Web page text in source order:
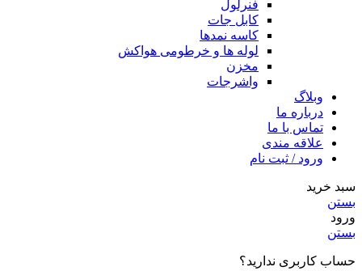
فنرلول
کابل جات
کاسه نمدها
لوله ها و خرطومی هواکش
مخزن
واشرجات
وبلاگ
درباره ما
تماس با ما
علاقه مندی
ورود / ثبت نام
سبد خرید
بستن
ورود
بستن
حساب کاربری ندارید؟